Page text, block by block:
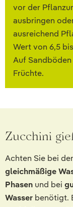
vor der
ausbringen
ausreichend
Wert von 6,5
Auf
Früchte.
Zucchini
Achten Sie bei
gleichmäßige
Phasen und bei
Wasser benötigt.